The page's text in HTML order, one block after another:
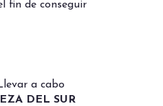
fin de conseguir
a cabo
DEL SUR